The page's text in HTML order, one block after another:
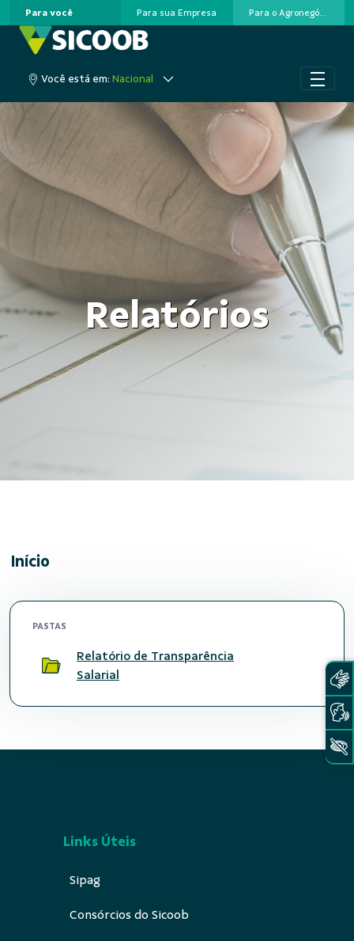
Pular para o Conteúdo principal
Para você Para sua Empresa Para o Agronegócio
Você está em: Nacional
Relatórios
Início
PASTAS
Relatório de Transparência
Salarial
Links Úteis
Sipag
Consórcios do Sicoob